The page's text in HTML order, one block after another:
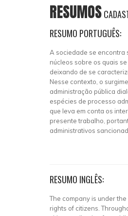
RESUMOS
RESUMO PORTUGUÊS:
A sociedade se encontra
núcleos sobre os quais
deixando de se
Nesse contexto, o
administração pública
espécies de processo
que leva em conta os
presente trabalho,
administrativos
RESUMO INGLÊS:
The company is under
rights of citizens.